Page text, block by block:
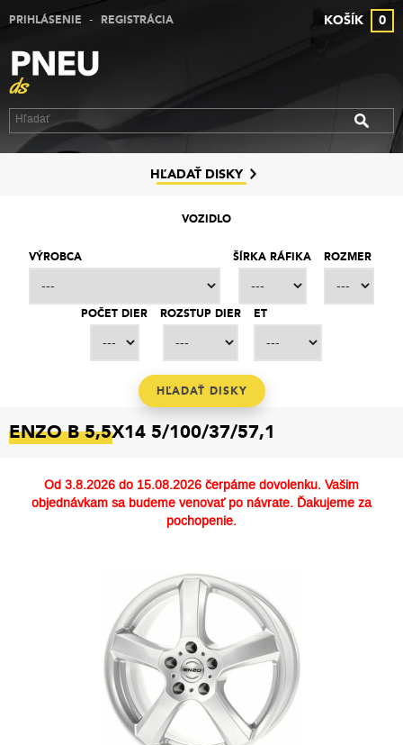
PRIHLÁSENIE - REGISTRÁCIA KOŠÍK 0
VÝPREDAJ PNEUMATÍK
VÝPREDAJ ALU DISKOV
VÝPREDAJ PLECHOVÝCH DISKOV
KONTAKT
HĽADAŤ DISKY
VOZIDLO
VÝROBCA ŠÍRKA RÁFIKA ROZMER
POČET DIER ROZSTUP DIER ET
ENZO B 5,5X14 5/100/37/57,1
Od 3.8.2026 do 15.08.2026 čerpáme dovolenku. Vašim
objednávkam sa budeme venovať po návrate. Ďakujeme za
pochopenie.